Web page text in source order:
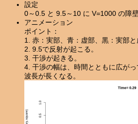
設定
0～0.5 と 9.5～10 に V=1000 の障
アニメーション
ポイント：
1. 赤：実部、青：虚部、黒：実部
2. 9.5で反射が起こる。
3. 干渉が起きる。
4. 干渉の幅は、時間とともに広が
波長が長くなる。